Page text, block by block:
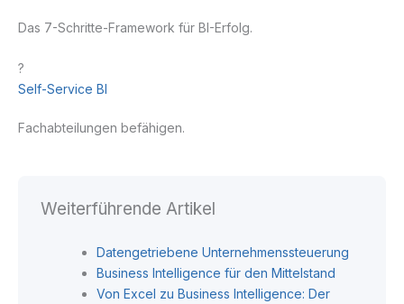
Das 7-Schritte-Framework für BI-Erfolg.
?
Self-Service BI
Fachabteilungen befähigen.
Weiterführende Artikel
Datengetriebene Unternehmenssteuerung
Business Intelligence für den Mittelstand
Von Excel zu Business Intelligence: Der